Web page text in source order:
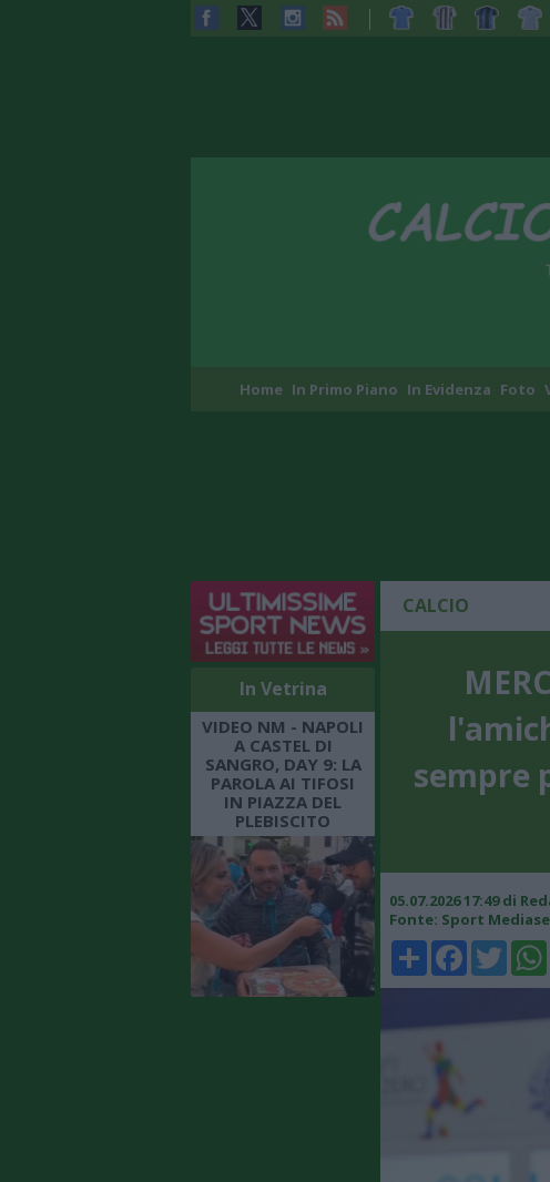
Home In Primo Piano In Evidenza Foto
In Vetrina
VIDEO NM - NAPOLI
A CASTEL DI
SANGRO, DAY 9: LA
PAROLA AI TIFOSI
IN PIAZZA DEL
PLEBISCITO
CALCIO
sempre
05.07.2026 17:49 di
Fonte: Sport
ShareFacebookTwitter